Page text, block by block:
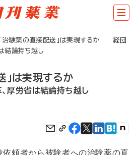
「治験薬の直接配送」は実現するか 経団
結論持ち越し
」は実現するか
厚労省は結論持ち越し
頼者から被験者への治験薬の直